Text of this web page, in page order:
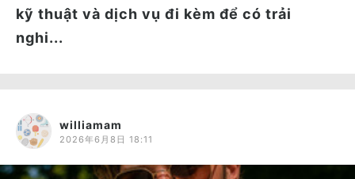
kỹ thuật và dịch vụ đi kèm để có trải
nghi...
williamam
2026年6月8日 18:11